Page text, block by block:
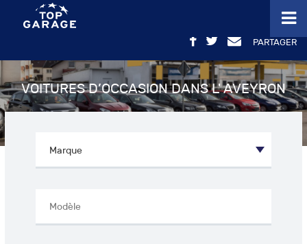
PARTAGER
VOITURES D’OCCASION DANS L' AVEYRON